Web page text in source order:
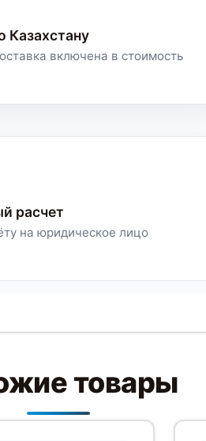
Казахстану
включена в стоимость
расчет
на юридическое лицо
товары